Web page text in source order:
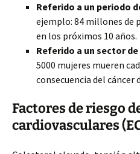
Referido a un periodo
ejemplo: 84 millones de
en los próximos 10 años.
Referido a un sector
5000 mujeres mueren
consecuencia del cáncer
Factores de riesgo
cardiovasculares